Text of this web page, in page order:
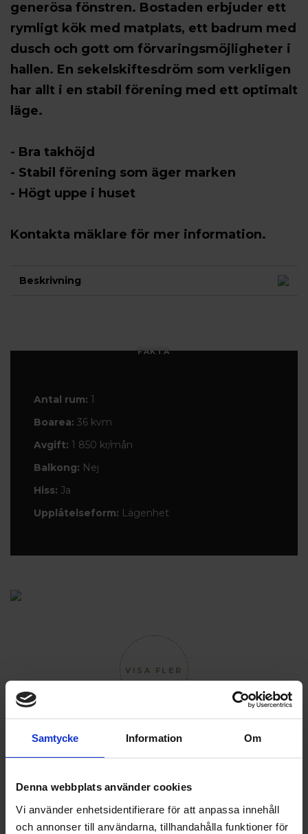
Samtycke Information Om
Denna webbplats använder cookies
Vi använder enhetsidentifierare för att anpassa innehåll
och annonser till användarna, tillhandahålla funktioner för
generösa fönstren. Bostaden erbjuder ett
rymligt kök med matplats, ett badrum med
dusch och gott om förvaringsmöjligheter i
hallen. En sekelskiftesdröm som verkligen
har allt i en stabil förening med ett optimalt
läge.
- Bra takhöjd
- Stabil förening som äger marken
- Högt uppe i huset
Kontakta mäklare för mer information.
Beskrivning
FAKTA
Antal rum: 1
Boarea: 36 kvm
Avgift: 1 850 kr/mån
Balkong: Nej
Hiss: Ja
Upplåtelseform: Lägenhet
VISA FLER
Intresseanmälan
FÖRNAMN *